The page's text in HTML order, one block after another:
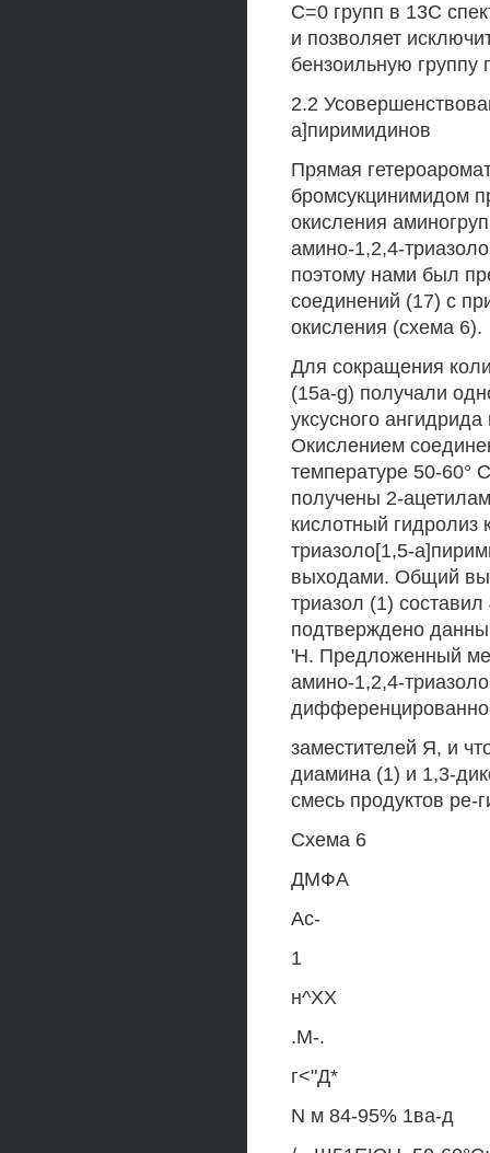
С=0 групп в 13С
и позволяет
бензоильную
2.2
а]пиримидинов
Прямая
бромсукцинимидом
окисления
амино-1,2,4-
поэтому нами был
соединений (17) с
окисления (схема 6).
Для сокращения
(15a-g) получали
уксусного
Окислением
температуре 50-60°
получены 2-
кислотный
триазоло[1,5-
выходами. Общий
триазол (1)
подтверждено
'Н. Предложенный
амино-1,2,4-
заместителей Я, и
диамина (1) и 1,3-
смесь продуктов ре-
Схема 6
ДМФА
Ас-
1
н^ХХ
.М-.
г<"Д*
N м 84-95% 1ва-д